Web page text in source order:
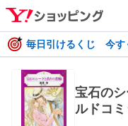
毎日引けるくじ 今す
宝石の
ルドコ